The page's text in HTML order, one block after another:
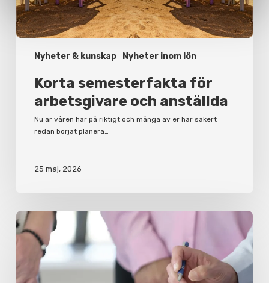
Nyheter & kunskap Nyheter inom lön
Korta semesterfakta för
arbetsgivare och anställda
Nu är våren här på riktigt och många av er har säkert
redan börjat planera…
25 maj, 2026
Varför
du
ett
aktieägaravtal